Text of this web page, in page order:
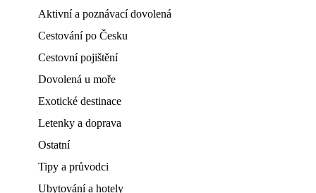
Aktivní a poznávací dovolená
Cestování po Česku
Cestovní pojištění
Dovolená u moře
Exotické destinace
Letenky a doprava
Ostatní
Tipy a průvodci
Ubytování a hotely